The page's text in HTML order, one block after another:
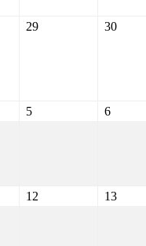
29 30
5 6
12 13